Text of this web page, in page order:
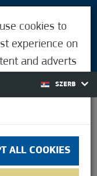
SZERB
25,6°C
cookies to
experience on
and adverts
ALL COOKIES